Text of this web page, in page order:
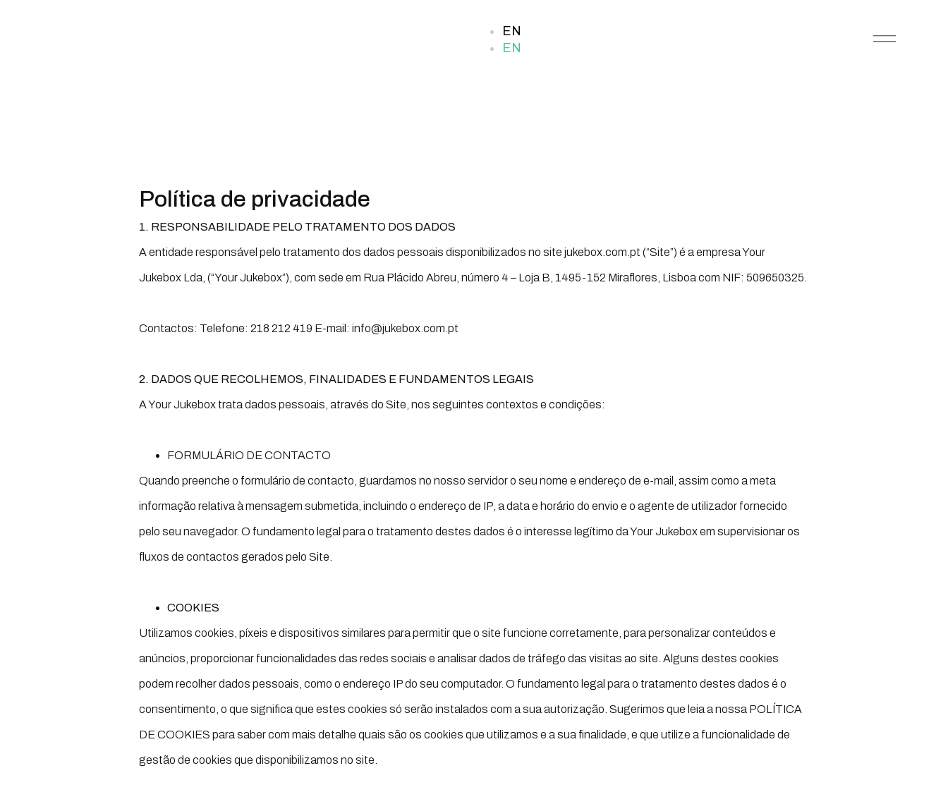
EN
EN
Política de privacidade
1. RESPONSABILIDADE PELO TRATAMENTO DOS DADOS
A entidade responsável pelo tratamento dos dados pessoais disponibilizados no site jukebox.com.pt (“Site”) é a empresa Your
Jukebox Lda, (“Your Jukebox”), com sede em Rua Plácido Abreu, número 4 – Loja B, 1495-152 Miraflores, Lisboa com NIF: 509650325.
Contactos: Telefone: 218 212 419 E-mail: info@jukebox.com.pt
2. DADOS QUE RECOLHEMOS, FINALIDADES E FUNDAMENTOS LEGAIS
A Your Jukebox trata dados pessoais, através do Site, nos seguintes contextos e condições:
FORMULÁRIO DE CONTACTO
Quando preenche o formulário de contacto, guardamos no nosso servidor o seu nome e endereço de e-mail, assim como a meta
informação relativa à mensagem submetida, incluindo o endereço de IP, a data e horário do envio e o agente de utilizador fornecido
pelo seu navegador. O fundamento legal para o tratamento destes dados é o interesse legítimo da Your Jukebox em supervisionar os
fluxos de contactos gerados pelo Site.
COOKIES
Utilizamos cookies, píxeis e dispositivos similares para permitir que o site funcione corretamente, para personalizar conteúdos e
anúncios, proporcionar funcionalidades das redes sociais e analisar dados de tráfego das visitas ao site. Alguns destes cookies
podem recolher dados pessoais, como o endereço IP do seu computador. O fundamento legal para o tratamento destes dados é o
consentimento, o que significa que estes cookies só serão instalados com a sua autorização. Sugerimos que leia a nossa POLÍTICA
DE COOKIES para saber com mais detalhe quais são os cookies que utilizamos e a sua finalidade, e que utilize a funcionalidade de
gestão de cookies que disponibilizamos no site.